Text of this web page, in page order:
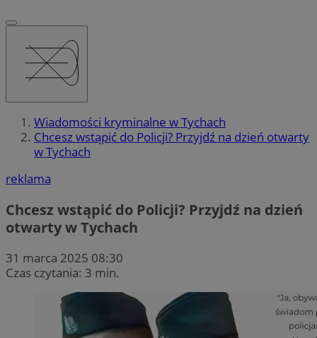
Wiadomości kryminalne w Tychach
Chcesz wstąpić do Policji? Przyjdź na dzień otwarty
w Tychach
reklama
Chcesz wstąpić do Policji? Przyjdź na dzień
otwarty w Tychach
31 marca 2025 08:30
Czas czytania: 3 min.